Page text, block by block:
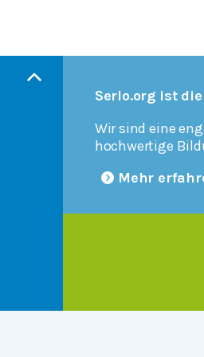
Serlo.org ist
Wir sind eine
hochwertige
Mehr